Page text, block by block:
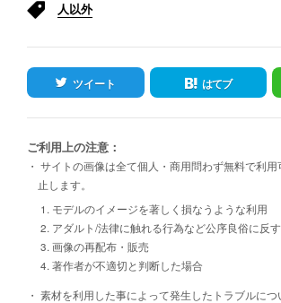
人以外
ツイート はてブ
ご利用上の注意：
・ サイトの画像は全て個人・商用問わず無料で利
止します。
1. モデルのイメージを著しく損なうような利用
2. アダルト/法律に触れる行為など公序良俗に反
3. 画像の再配布・販売
4. 著作者が不適切と判断した場合
・ 素材を利用した事によって発生したトラブルに